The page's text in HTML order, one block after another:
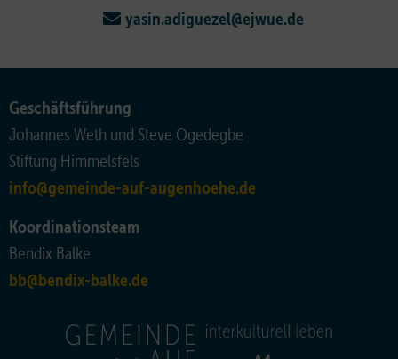
yasin.adiguezel@ejwue.de
Geschäftsführung
Johannes Weth und Steve Ogedegbe
Stiftung Himmelsfels
info@gemeinde-auf-augenhoehe.de
Koordinationsteam
Bendix Balke
bb@bendix-balke.de